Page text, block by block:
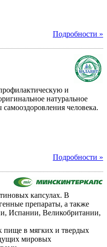
Подробности »
и
натуральное
человека.
Подробности »
капсулах. В
препараты, а также
Испании, Великобритании,
пище в мягких и твердых
мировых